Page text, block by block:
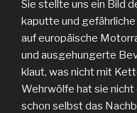
Sie stellte uns ein Bild
kaputte und
auf europäische
und ausgehungerte
klaut, was nicht mit
Wehrwölfe hat sie
schon selbst das